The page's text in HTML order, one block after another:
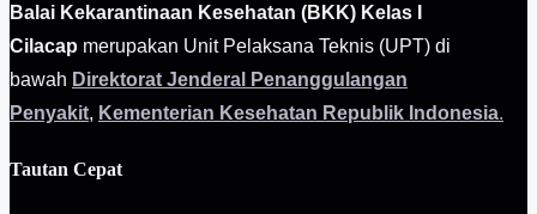
Balai Kekarantinaan Kesehatan (BKK) Kelas I
Cilacap merupakan Unit Pelaksana Teknis (UPT) di
bawah Direktorat Jenderal Penanggulangan
Penyakit, Kementerian Kesehatan Republik Indonesia.
Tautan Cepat